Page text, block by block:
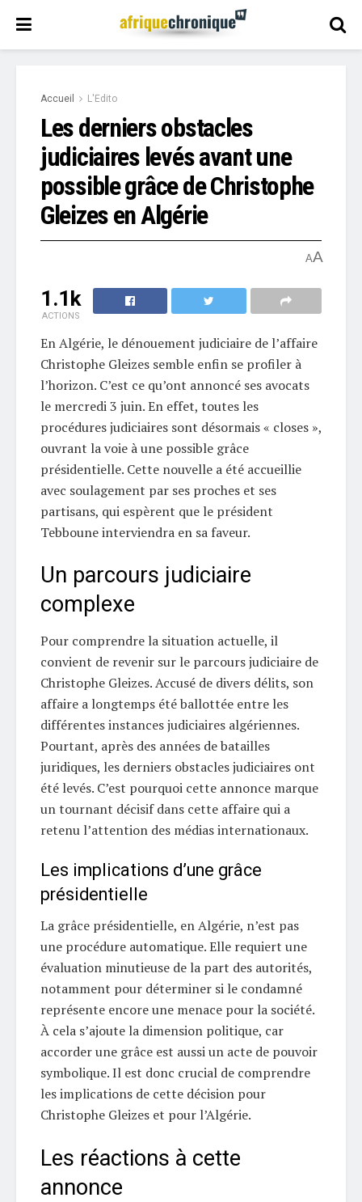
Accueil L'Edito
Les derniers obstacles
judiciaires levés avant une
possible grâce de Christophe
Gleizes en Algérie
AA
1.1k
ACTIONS
En Algérie, le dénouement judiciaire de l’affaire
Christophe Gleizes semble enfin se profiler à
l’horizon. C’est ce qu’ont annoncé ses avocats
le mercredi 3 juin. En effet, toutes les
procédures judiciaires sont désormais « closes »,
ouvrant la voie à une possible grâce
présidentielle. Cette nouvelle a été accueillie
avec soulagement par ses proches et ses
partisans, qui espèrent que le président
Tebboune interviendra en sa faveur.
Un parcours judiciaire
complexe
Pour comprendre la situation actuelle, il
convient de revenir sur le parcours judiciaire de
Christophe Gleizes. Accusé de divers délits, son
affaire a longtemps été ballottée entre les
différentes instances judiciaires algériennes.
Pourtant, après des années de batailles
juridiques, les derniers obstacles judiciaires ont
été levés. C’est pourquoi cette annonce marque
un tournant décisif dans cette affaire qui a
retenu l’attention des médias internationaux.
Les implications d’une grâce
présidentielle
La grâce présidentielle, en Algérie, n’est pas
une procédure automatique. Elle requiert une
évaluation minutieuse de la part des autorités,
notamment pour déterminer si le condamné
représente encore une menace pour la société.
À cela s’ajoute la dimension politique, car
accorder une grâce est aussi un acte de pouvoir
symbolique. Il est donc crucial de comprendre
les implications de cette décision pour
Christophe Gleizes et pour l’Algérie.
Les réactions à cette
annonce